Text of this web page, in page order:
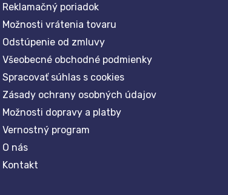
Reklamačný poriadok
Možnosti vrátenia tovaru
Odstúpenie od zmluvy
Všeobecné obchodné podmienky
Spracovať súhlas s cookies
Zásady ochrany osobných údajov
Možnosti dopravy a platby
Vernostný program
O nás
Kontakt